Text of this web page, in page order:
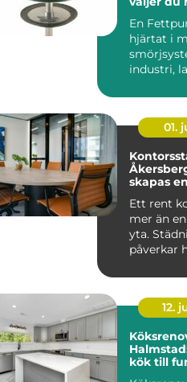
En
hjärtat i
industri,
maskiner
01.
skapas
Ett rent
mer än
yta.
påverkar
12.
kök till